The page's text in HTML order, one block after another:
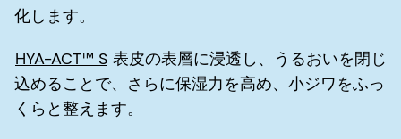
化します。
HYA-ACT™ S 表皮の表層に浸透し、うるおいを閉じ
込めることで、さらに保湿力を高め、小ジワをふっ
くらと整えます。